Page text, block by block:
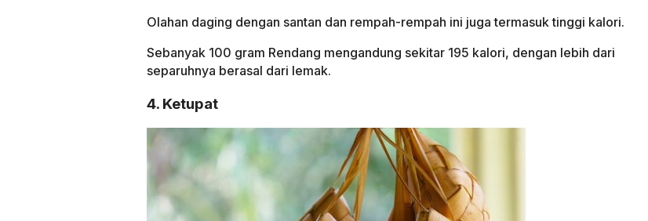
Olahan daging dengan santan dan rempah-rempah ini juga termasuk tinggi kalori.
Sebanyak 100 gram Rendang mengandung sekitar 195 kalori, dengan lebih dari
separuhnya berasal dari lemak.
4. Ketupat